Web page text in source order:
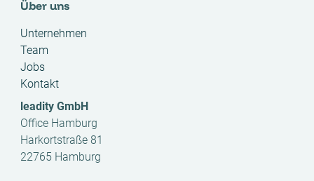
Über uns
Unternehmen
Team
Jobs
Kontakt
leadity GmbH
Office Hamburg
Harkortstraße 81
22765 Hamburg